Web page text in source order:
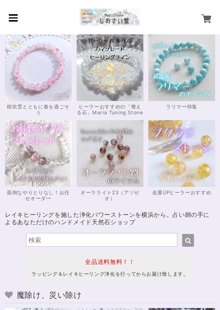
桜吹雪とともに春を過ごそ
う
ヒーラーおすすめの「整え
る石」Maria Tuning Stone
ラリマー特集
面倒なやりとりなし！お任
せオーダー
オーラライト23（アゾゼ
オ）
金運UPヒーラーおすすめ
レイキヒーリングを施した浄化パワーストーンを横浜から。占い師の手に
よるあなただけのハンドメイド天然石ショップ
全品送料無料！！
ラッピング＆レイキヒーリング浄化を行ってからお届け致します。
魔除け、災い除け